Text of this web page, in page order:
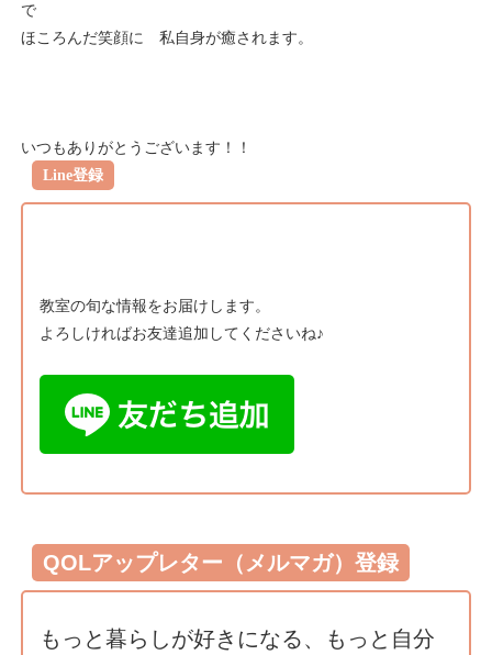
で
ほころんだ笑顔に 私自身が癒されます。
いつもありがとうございます！！
Line登録
教室の旬な情報をお届けします。
よろしければお友達追加してくださいね♪
QOLアップレター（メルマガ）登録
もっと暮らしが好きになる、もっと自分